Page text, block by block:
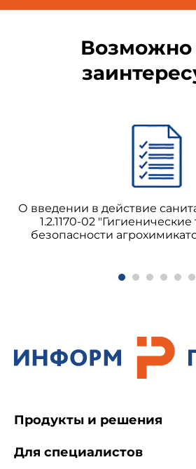
Возможно
О введении в действие
1.2.1170-02
безопасности
08.10.2020 N 1631) СП 1.2.1170-
Продукты и решения
Для специалистов